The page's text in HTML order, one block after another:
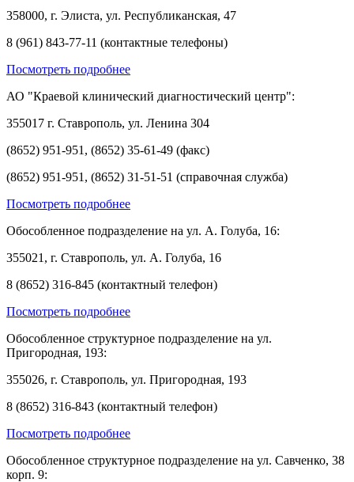
358000, г. Элиста, ул. Республиканская, 47
8 (961) 843-77-11 (контактные телефоны)
Посмотреть подробнее
АО "Краевой клинический диагностический центр":
355017 г. Ставрополь, ул. Ленина 304
(8652) 951-951, (8652) 35-61-49 (факс)
(8652) 951-951, (8652) 31-51-51 (справочная служба)
Посмотреть подробнее
Обособленное подразделение на ул. А. Голуба, 16:
355021, г. Ставрополь, ул. А. Голуба, 16
8 (8652) 316-845 (контактный телефон)
Посмотреть подробнее
Обособленное структурное подразделение на ул.
Пригородная, 193:
355026, г. Ставрополь, ул. Пригородная, 193
8 (8652) 316-843 (контактный телефон)
Посмотреть подробнее
Обособленное структурное подразделение на ул. Савченко, 38
корп. 9: